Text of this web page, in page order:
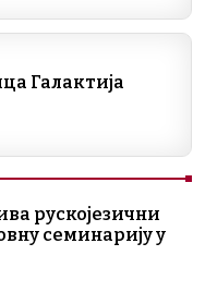
p
k
Галактија
рускојезични
семинарију у